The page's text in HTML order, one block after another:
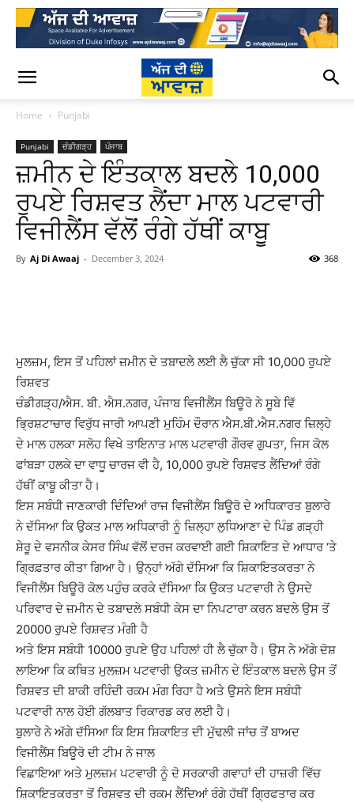
Home Punjabi
Punjabi ਚੰਡੀਗੜ੍ਹ ਪੰਜਾਬ
ਜ਼ਮੀਨ ਦੇ ਇੰਤਕਾਲ ਬਦਲੇ 10,000
ਰੁਪਏ ਰਿਸ਼ਵਤ ਲੈਂਦਾ ਮਾਲ ਪਟਵਾਰੀ
ਵਿਜੀਲੈਂਸ ਵੱਲੋਂ ਰੰਗੇ ਹੱਥੀਂ ਕਾਬੂ
By Aj Di Awaaj - December 3, 2024 368
ਮੁਲਜ਼ਮ, ਇਸ ਤੋਂ ਪਹਿਲਾਂ ਜ਼ਮੀਨ ਦੇ ਤਬਾਦਲੇ ਲਈ ਲੈ ਚੁੱਕਾ ਸੀ 10,000 ਰੁਪਏ
ਰਿਸ਼ਵਤ
ਚੰਡੀਗੜ੍ਹ/ਐਸ. ਬੀ. ਐਸ.ਨਗਰ, ਪੰਜਾਬ ਵਿਜੀਲੈਂਸ ਬਿਊਰੋ ਨੇ ਸੂਬੇ ਵਿੱ
ਭ੍ਰਿਸ਼ਟਾਚਾਰ ਵਿਰੁੱਧ ਜਾਰੀ ਆਪਣੀ ਮੁਹਿੰਮ ਦੌਰਾਨ ਐਸ.ਬੀ.ਐਸ.ਨਗਰ ਜ਼ਿਲ੍ਹੇ
ਦੇ ਮਾਲ ਹਲਕਾ ਸਲੋਹ ਵਿਖੇ ਤਾਇਨਾਤ ਮਾਲ ਪਟਵਾਰੀ ਗੌਰਵ ਗੁਪਤਾ, ਜਿਸ ਕੋਲ
ਫਾਂਬੜਾ ਹਲਕੇ ਦਾ ਵਾਧੂ ਚਾਰਜ ਵੀ ਹੈ, 10,000 ਰੁਪਏ ਰਿਸ਼ਵਤ ਲੈਂਦਿਆਂ ਰੰਗੇ
ਹੱਥੀਂ ਕਾਬੂ ਕੀਤਾ ਹੈ।
ਇਸ ਸਬੰਧੀ ਜਾਣਕਾਰੀ ਦਿੰਦਿਆਂ ਰਾਜ ਵਿਜੀਲੈਂਸ ਬਿਊਰੋ ਦੇ ਅਧਿਕਾਰਤ ਬੁਲਾਰੇ
ਨੇ ਦੱਸਿਆ ਕਿ ਉਕਤ ਮਾਲ ਅਧਿਕਾਰੀ ਨੂੰ ਜ਼ਿਲ੍ਹਾ ਲੁਧਿਆਣਾ ਦੇ ਪਿੰਡ ਗੜ੍ਹੀ
ਸ਼ੇਰੂ ਦੇ ਵਸਨੀਕ ਕੇਸਰ ਸਿੰਘ ਵੱਲੋਂ ਦਰਜ ਕਰਵਾਈ ਗਈ ਸ਼ਿਕਾਇਤ ਦੇ ਆਧਾਰ ‘ਤੇ
ਗ੍ਰਿਫ਼ਤਾਰ ਕੀਤਾ ਗਿਆ ਹੈ। ਉਨ੍ਹਾਂ ਅੱਗੇ ਦੱਸਿਆ ਕਿ ਸ਼ਿਕਾਇਤਕਰਤਾ ਨੇ
ਵਿਜੀਲੈਂਸ ਬਿਊਰੋ ਕੋਲ ਪਹੁੰਚ ਕਰਕੇ ਦੱਸਿਆ ਕਿ ਉਕਤ ਪਟਵਾਰੀ ਨੇ ਉਸਦੇ
ਪਰਿਵਾਰ ਦੇ ਜ਼ਮੀਨ ਦੇ ਤਬਾਦਲੇ ਸਬੰਧੀ ਕੇਸ ਦਾ ਨਿਪਟਾਰਾ ਕਰਨ ਬਦਲੇ ਉਸ ਤੋਂ
20000 ਰੁਪਏ ਰਿਸ਼ਵਤ ਮੰਗੀ ਹੈ
ਅਤੇ ਇਸ ਸਬੰਧੀ 10000 ਰੁਪਏ ਉਹ ਪਹਿਲਾਂ ਹੀ ਲੈ ਚੁੱਕਾ ਹੈ। ਉਸ ਨੇ ਅੱਗੇ ਦੋਸ਼
ਲਾਇਆ ਕਿ ਕਥਿਤ ਮੁਲਜ਼ਮ ਪਟਵਾਰੀ ਉਕਤ ਜ਼ਮੀਨ ਦੇ ਇੰਤਕਾਲ ਬਦਲੇ ਉਸ ਤੋਂ
ਰਿਸ਼ਵਤ ਦੀ ਬਾਕੀ ਰਹਿੰਦੀ ਰਕਮ ਮੰਗ ਰਿਹਾ ਹੈ ਅਤੇ ਉਸਨੇ ਇਸ ਸਬੰਧੀ
ਪਟਵਾਰੀ ਨਾਲ ਹੋਈ ਗੱਲਬਾਤ ਰਿਕਾਰਡ ਕਰ ਲਈ ਹੈ।
ਬੁਲਾਰੇ ਨੇ ਅੱਗੇ ਦੱਸਿਆ ਕਿ ਇਸ ਸ਼ਿਕਾਇਤ ਦੀ ਮੁੱਢਲੀ ਜਾਂਚ ਤੋਂ ਬਾਅਦ
ਵਿਜੀਲੈਂਸ ਬਿਊਰੋ ਦੀ ਟੀਮ ਨੇ ਜਾਲ
ਵਿਛਾਇਆ ਅਤੇ ਮੁਲਜ਼ਮ ਪਟਵਾਰੀ ਨੂੰ ਦੋ ਸਰਕਾਰੀ ਗਵਾਹਾਂ ਦੀ ਹਾਜ਼ਰੀ ਵਿੱਚ
ਸ਼ਿਕਾਇਤਕਰਤਾ ਤੋਂ ਰਿਸ਼ਵਤ ਦੀ ਰਕਮ ਲੈਂਦਿਆਂ ਰੰਗੇ ਹੱਥੀਂ ਗ੍ਰਿਫਤਾਰ ਕਰ